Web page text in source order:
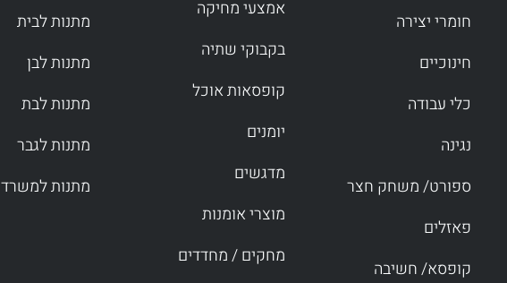
חומרי יצירה
חינוכיים
כלי עבודה
נגינה
ספורט/ משחק חצר
פאזלים
קופסא/ חשיבה
אמצעי מחיקה
בקבוקי שתיה
קופסאות אוכל
יומנים
מדגשים
מוצרי אומנות
מחקים / מחדדים
מתנות לבית
מתנות לבן
מתנות לבת
מתנות לגבר
מתנות למשרד